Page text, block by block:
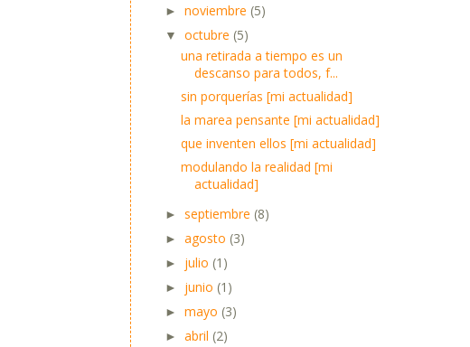
► noviembre (5)
▼ octubre (5)
una retirada a tiempo es un
descanso para todos, f...
sin porquerías [mi actualidad]
la marea pensante [mi actualidad]
que inventen ellos [mi actualidad]
modulando la realidad [mi
actualidad]
► septiembre (8)
► agosto (3)
► julio (1)
► junio (1)
► mayo (3)
► abril (2)